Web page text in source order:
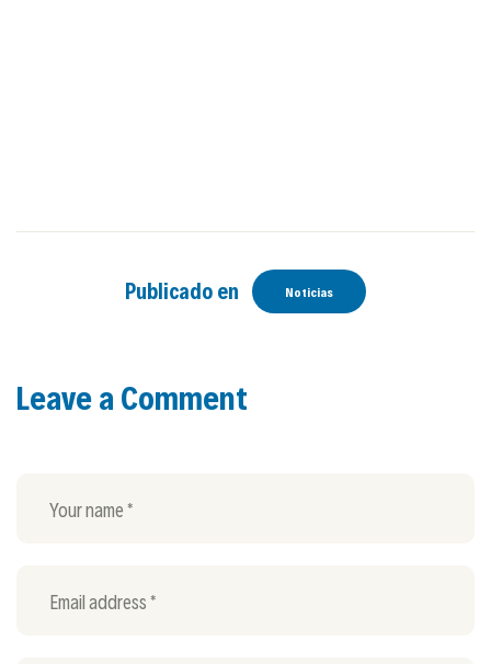
Publicado en Noticias
Leave a Comment